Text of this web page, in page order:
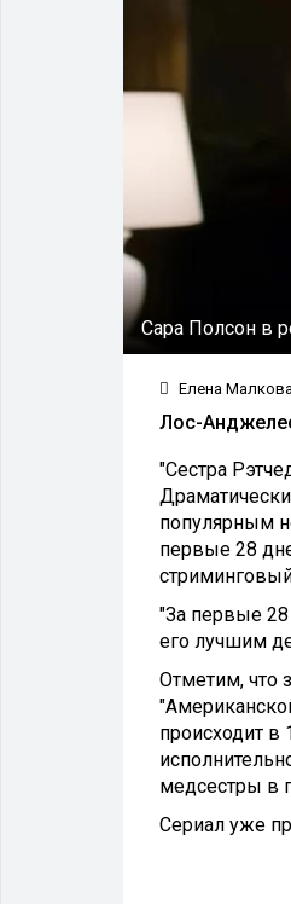
Сара Полсон в
Елена Малкова
Лос-
"Сестра
популярным
первые 28
"За первые 28
его лучшим
Отметим, что
происходит
медсестры в
Сериал уже